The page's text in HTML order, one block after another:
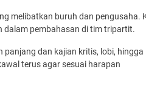
melibatkan buruh dan pengusaha.
dalam pembahasan di tim tripartit.
panjang dan kajian kritis, lobi, hingga
terus agar sesuai harapan